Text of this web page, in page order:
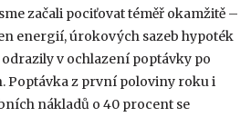
začali pociťovat téměř okamžitě –
energií, úrokových sazeb hypoték
v ochlazení poptávky po
Poptávka z první poloviny roku i
nákladů o 40 procent se